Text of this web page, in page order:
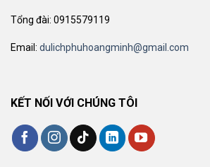
Tổng đài: 0915579119
Email: dulichphuhoangminh@gmail.com
KẾT NỐI VỚI CHÚNG TÔI